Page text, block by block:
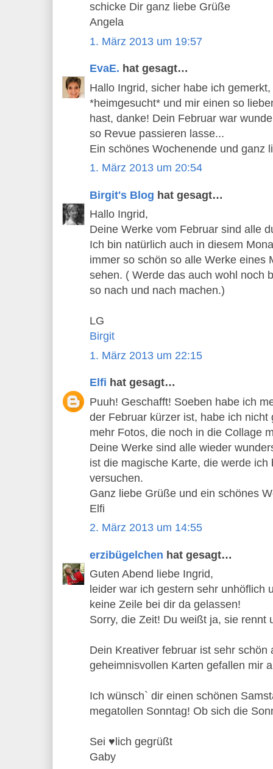
schicke Dir ganz liebe Grüße
Angela
1. März 2013 um 19:57
EvaE. hat gesagt…
Hallo Ingrid, sicher habe ich
*heimgesucht* und mir einen so
hast, danke! Dein Februar war
so Revue passieren lasse...
Ein schönes Wochenende und ganz
1. März 2013 um 20:54
Birgit's Blog hat gesagt…
Hallo Ingrid,
Deine Werke vom Februar sind alle
Ich bin natürlich auch in diesem
immer so schön so alle Werke eines
sehen. ( Werde das auch wohl noch
so nach und nach machen.)
LG
Birgit
1. März 2013 um 22:15
Elfi hat gesagt…
Puuh! Geschafft! Soeben habe ich
der Februar kürzer ist, habe ich
mehr Fotos, die noch in die Collage
Deine Werke sind alle wieder
ist die magische Karte, die werde ich
versuchen.
Ganz liebe Grüße und ein schönes
Elfi
2. März 2013 um 14:55
erzibügelchen hat gesagt…
Guten Abend liebe Ingrid,
leider war ich gestern sehr unhöflich
keine Zeile bei dir da gelassen!
Sorry, die Zeit! Du weißt ja, sie rennt
Dein Kreativer februar ist sehr schön
geheimnisvollen Karten gefallen mir
Ich wünsch` dir einen schönen
megatollen Sonntag! Ob sich die
Sei ♥lich gegrüßt
Gaby